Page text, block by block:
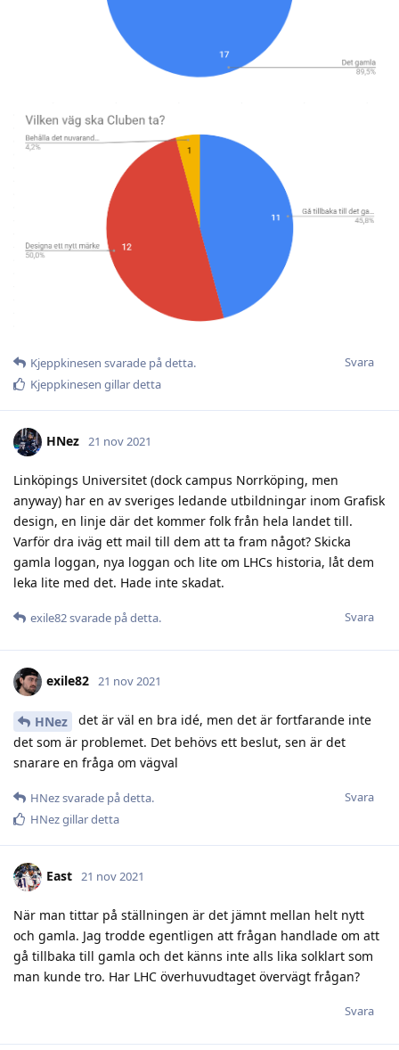
Svara
Kjeppkinesen svarade på detta.
Kjeppkinesen gillar detta
HNez 21 nov 2021
Linköpings Universitet (dock campus Norrköping, men
anyway) har en av sveriges ledande utbildningar inom Grafisk
design, en linje där det kommer folk från hela landet till.
Varför dra iväg ett mail till dem att ta fram något? Skicka
gamla loggan, nya loggan och lite om LHCs historia, låt dem
leka lite med det. Hade inte skadat.
Svara
exile82svarade på detta.
exile82 21 nov 2021
HNez
det är väl en bra idé, men det är fortfarande inte
det som är problemet. Det behövs ett beslut, sen är det
snarare en fråga om vägval
Svara
HNezsvarade på detta.
HNezgillar detta
East 21 nov 2021
När man tittar på ställningen är det jämnt mellan helt nytt
och gamla. Jag trodde egentligen att frågan handlade om att
gå tillbaka till gamla och det känns inte alls lika solklart som
man kunde tro. Har LHC överhuvudtaget övervägt frågan?
Svara